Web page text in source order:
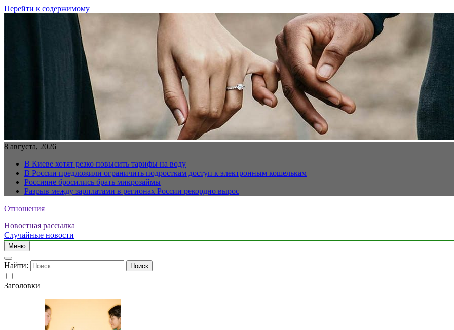
Перейти к содержимому
8 августа, 2026
В Киеве хотят резко повысить тарифы на воду
В России предложили ограничить подросткам доступ к электронным кошелькам
Россияне бросились брать микрозаймы
Разрыв между зарплатами в регионах России рекордно вырос
Отношения
Новостная рассылка
Случайные новости
Меню
Найти:
Заголовки